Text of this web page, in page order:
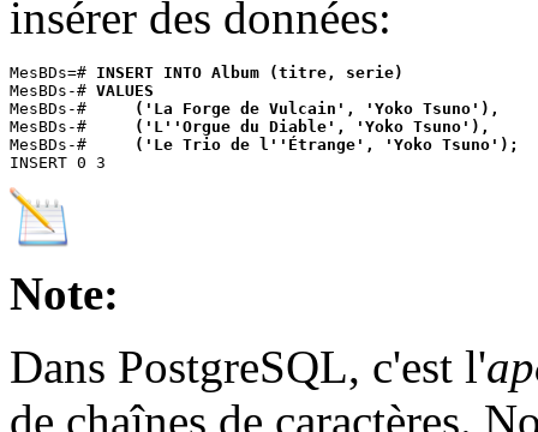
insérer des données:
MesBDs=# INSERT INTO Album (titre, serie)
MesBDs-# VALUES
MesBDs-#
    ('La Forge de Vulcain', 'Yoko Tsuno'),
MesBDs-#
    ('L''Orgue du Diable', 'Yoko Tsuno'),
MesBDs-#
    ('Le Trio de l''Étrange', 'Yoko Tsuno');
Note:
Dans PostgreSQL, c'est l'
de chaînes de caractères.